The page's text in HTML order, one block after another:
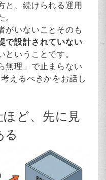
と、続けられる運用
。
がいないことそのも
で設計されていない
ということです。
無理」で止まらない
えるべきかをお話し
ほど、先に見
る